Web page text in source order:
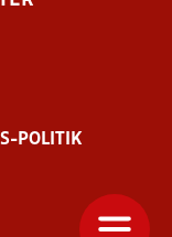
POLITIK